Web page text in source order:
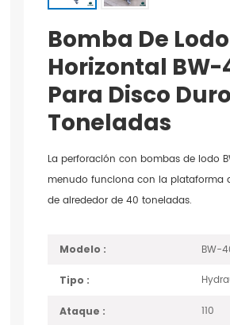
Bomba De Lodo
Horizontal BW-
Para Disco
Toneladas
La perforación con bombas de lodo
menudo funciona con la plataforma
de alrededor de 40 toneladas.
Modelo : BW-
Tipo :
Ataque : 110